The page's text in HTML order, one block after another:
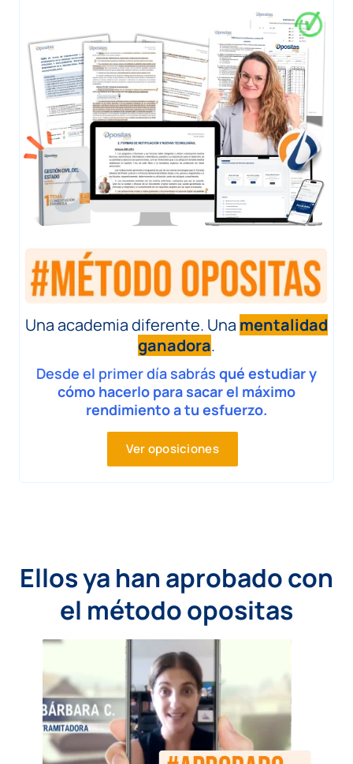
Una academia diferente. Una mentalidad
ganadora.
Desde el primer día sabrás qué estudiar y
cómo hacerlo para sacar el máximo
rendimiento a tu esfuerzo.
Ver oposiciones
Ellos ya han aprobado con
el método opositas